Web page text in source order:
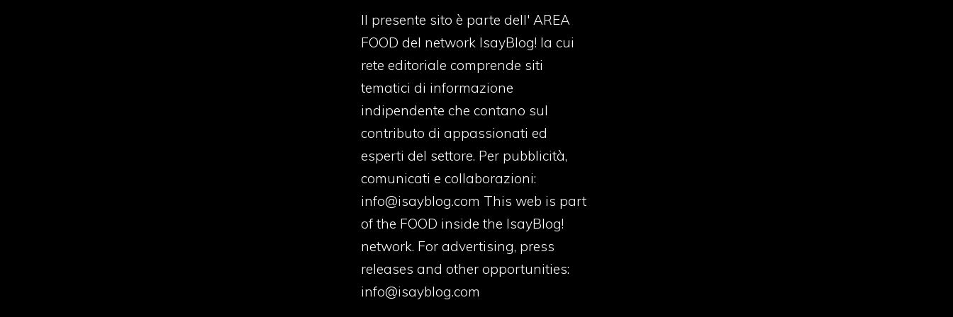
Il presente sito è parte dell' AREA
FOOD del network IsayBlog! la cui
rete editoriale comprende siti
tematici di informazione
indipendente che contano sul
contributo di appassionati ed
esperti del settore. Per pubblicità,
comunicati e collaborazioni:
info@isayblog.com This web is part
of the FOOD inside the IsayBlog!
network. For advertising, press
releases and other opportunities:
info@isayblog.com